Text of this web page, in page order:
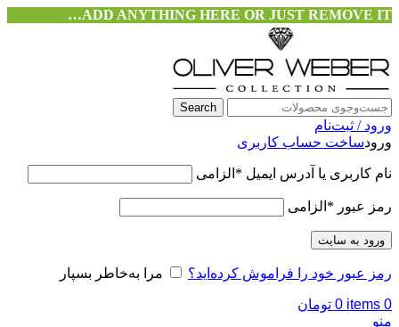
ADD ANYTHING HERE OR JUST REMOVE IT…
Search
ورود / ثبت‌نام
ورودساخت حساب کاربری
نام کاربری یا آدرس ایمیل * الزامی
رمز عبور * الزامی
ورود به سایت
رمز عبور خود را فراموش کرده‌اید؟ مرا به‌خاطر بسپار
0
items
0 تومان
منو